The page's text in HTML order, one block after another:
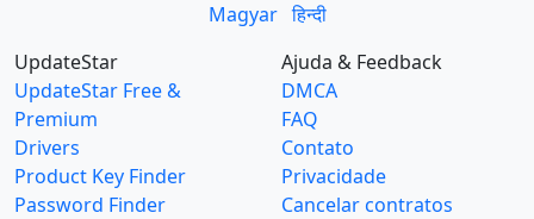
Magyar हिन्दी
UpdateStar
UpdateStar Free &
Premium
Drivers
Product Key Finder
Password Finder
Ajuda & Feedback
DMCA
FAQ
Contato
Privacidade
Cancelar contratos